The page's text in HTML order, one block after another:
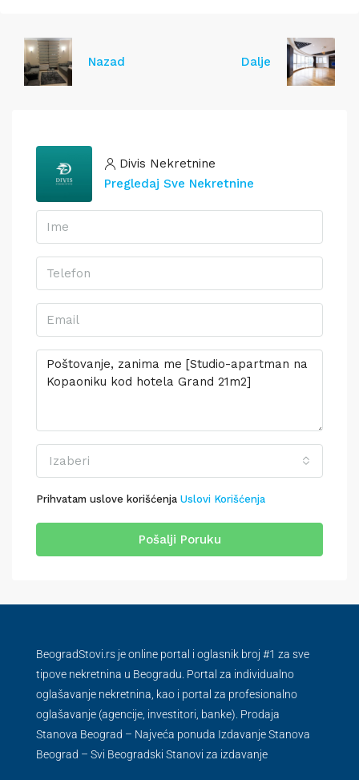
Nazad Dalje
Divis Nekretnine
Pregledaj Sve Nekretnine
Izaberi
Prihvatam uslove korišćenja Uslovi Korišćenja
Pošalji Poruku
BeogradStovi.rs je online portal i oglasnik broj #1 za sve
tipove nekretnina u Beogradu. Portal za individualno
oglašavanje nekretnina, kao i portal za profesionalno
oglašavanje (agencije, investitori, banke). Prodaja
Stanova Beograd – Najveća ponuda Izdavanje Stanova
Beograd – Svi Beogradski Stanovi za izdavanje